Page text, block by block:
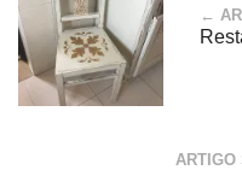
←
ARTIGO